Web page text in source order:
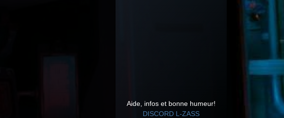
Aide, infos et bonne humeur!
DISCORD L-ZASS